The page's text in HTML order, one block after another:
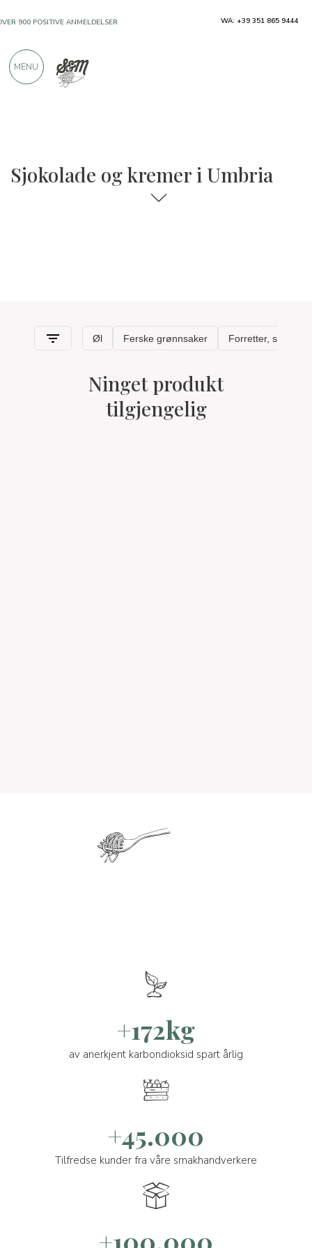
Sjokolade og kremer i Umbria
Ninget produkt
tilgjengelig
+172kg
av anerkjent karbondioksid spart årlig
+45.000
Tilfredse kunder fra våre smakhandverkere
+100.000
900 POSITIVE ANMELDELSER WA: +39 351 865 9444
MENU